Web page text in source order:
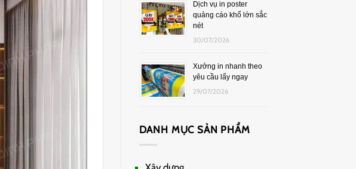
Dịch vụ in poster
quảng cáo khổ lớn sắc
nét
30/07/2026
Xưởng in nhanh theo
yêu cầu lấy ngay
29/07/2026
DANH MỤC SẢN PHẨM